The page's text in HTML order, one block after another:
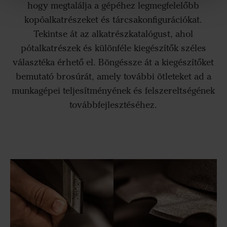
hogy megtalálja a gépéhez legmegfelelőbb
kopóalkatrészeket és tárcsakonfigurációkat.
Tekintse át az alkatrészkatalógust, ahol
pótalkatrészek és különféle kiegészítők széles
választéka érhető el. Böngéssze át a kiegészítőket
bemutató brosúrát, amely további ötleteket ad a
munkagépei teljesítményének és felszereltségének
továbbfejlesztéséhez.